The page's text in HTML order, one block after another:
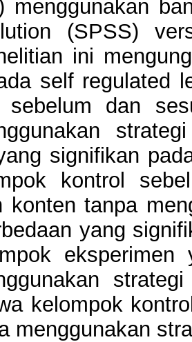
menggunakan
(SPSS)
ini
self regulated
sebelum dan
signifikan
kontrol
konten tanpa
yang
eksperimen
kelompok
menggunakan